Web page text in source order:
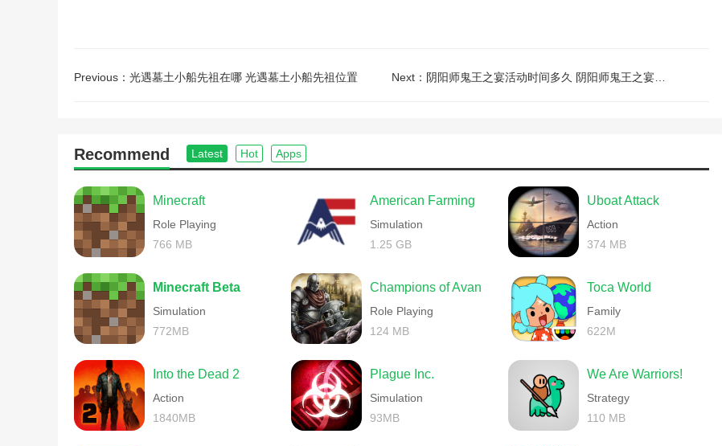
Previous： 光遇墓土小船先祖在哪 光遇墓土小船先祖位置 Next：
Recommend Latest Hot Apps
Minecraft
Role Playing
766 MB
American Farming
Simulation
1.25 GB
Uboat Attack
Action
374 MB
Minecraft Beta
Simulation
772MB
Champions of Avan
Role Playing
124 MB
Toca World
Family
622M
Into the Dead 2
Action
1840MB
Plague Inc.
Simulation
93MB
We Are Warriors!
Strategy
110 MB